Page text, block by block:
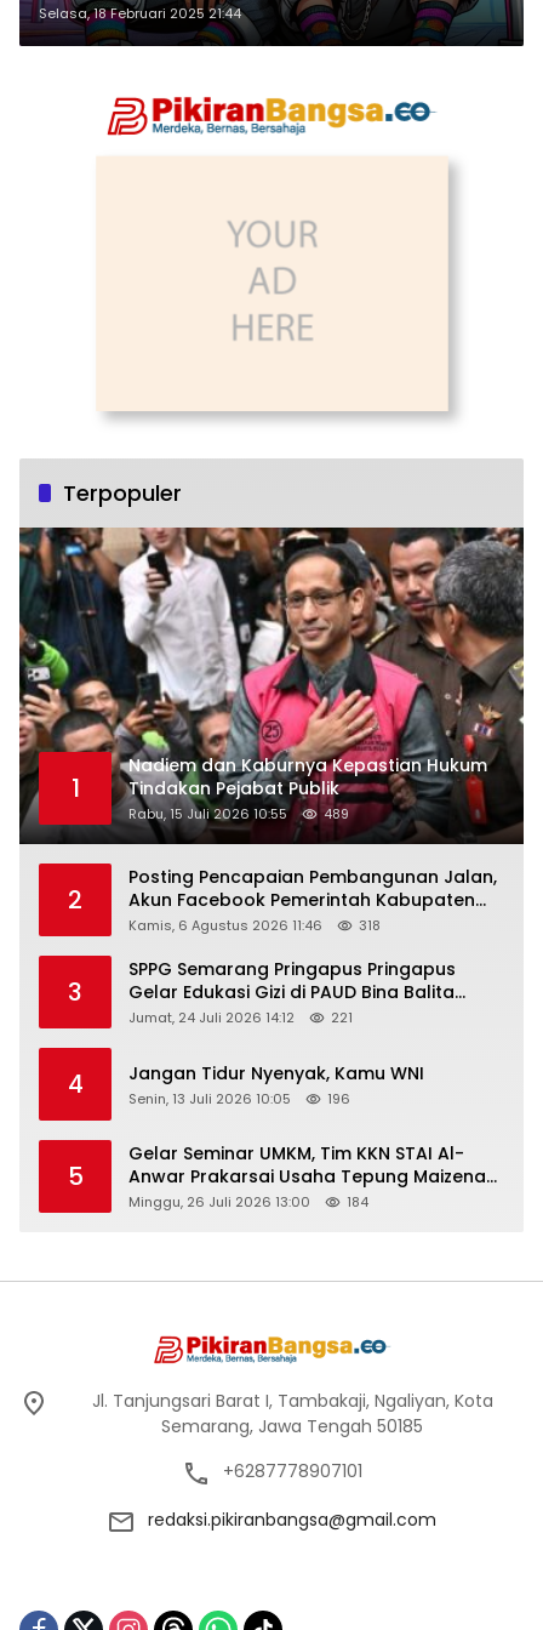
Selasa, 18 Februari 2025 21:44
Terpopuler
1
Nadiem dan Kaburnya Kepastian Hukum
Tindakan Pejabat Publik
Rabu, 15 Juli 2026 10:55 489
2
Posting Pencapaian Pembangunan Jalan,
Akun Facebook Pemerintah Kabupaten
Rembang “Dirujak” Warganet
Kamis, 6 Agustus 2026 11:46 318
3
SPPG Semarang Pringapus Pringapus
Gelar Edukasi Gizi di PAUD Bina Balita
Peringati Hari Anak Nasional 2026
Jumat, 24 Juli 2026 14:12 221
4 Jangan Tidur Nyenyak, Kamu WNI
Senin, 13 Juli 2026 10:05 196
5
Gelar Seminar UMKM, Tim KKN STAI Al-
Anwar Prakarsai Usaha Tepung Maizena
di Logung
Minggu, 26 Juli 2026 13:00 184
Jl. Tanjungsari Barat I, Tambakaji, Ngaliyan, Kota
Semarang, Jawa Tengah 50185
+6287778907101
redaksi.pikiranbangsa@gmail.com